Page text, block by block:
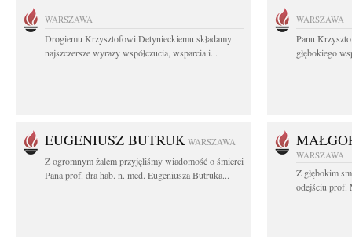
WARSZAWA
Drogiemu Krzysztofowi Detynieckiemu składamy
najszczersze wyrazy współczucia, wsparcia i...
WARSZAWA
Panu
głębokiego
EUGENIUSZ BUTRUK WARSZAWA
Z ogromnym żalem przyjęliśmy wiadomość o śmierci
Pana prof. dra hab. n. med. Eugeniusza Butruka...
WARSZAWA
Z głębokim
odejściu prof.